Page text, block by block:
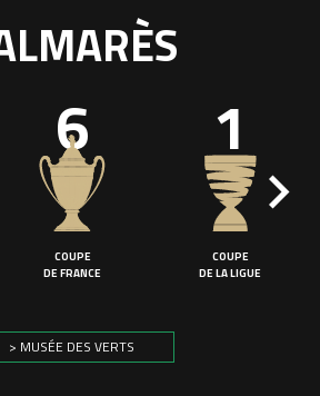
6
COUPE
DE FRANCE
1
COUPE
DE LA LIGUE
> MUSÉE DES VERTS